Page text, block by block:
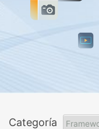
Categoría